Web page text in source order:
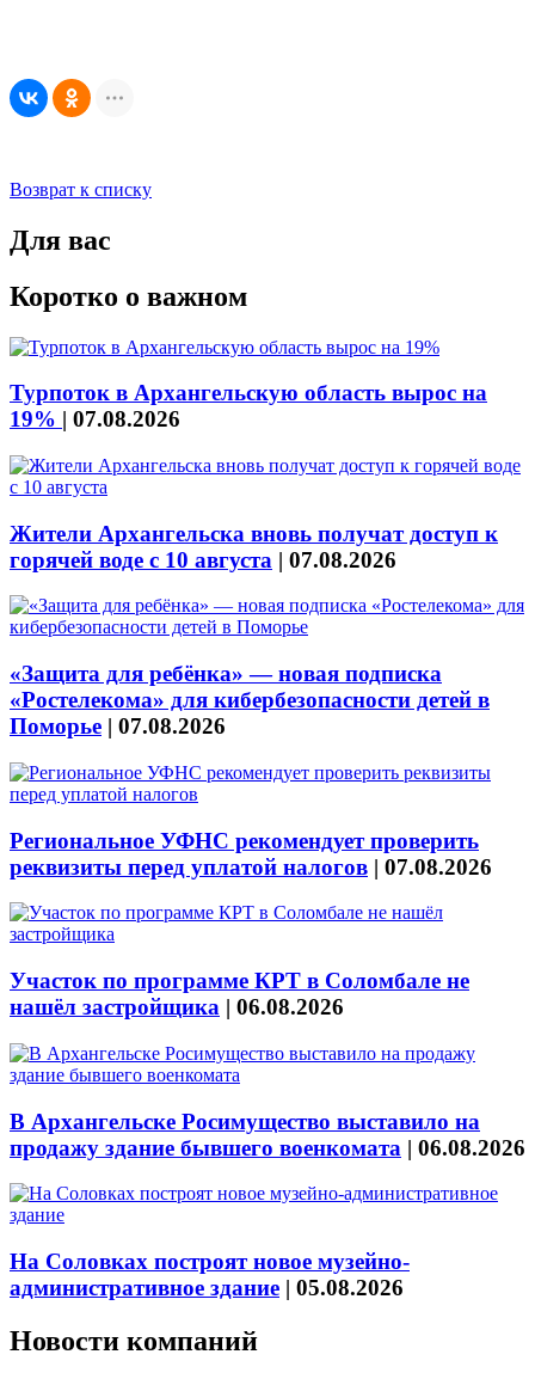
Возврат к списку
Для вас
Коротко о важном
Турпоток в Архангельскую область вырос на
19% | 07.08.2026
Жители Архангельска вновь получат доступ к
горячей воде с 10 августа | 07.08.2026
«Защита для ребёнка» — новая подписка
«Ростелекома» для кибербезопасности детей в
Поморье | 07.08.2026
Региональное УФНС рекомендует проверить
реквизиты перед уплатой налогов | 07.08.2026
Участок по программе КРТ в Соломбале не
нашёл застройщика | 06.08.2026
В Архангельске Росимущество выставило на
продажу здание бывшего военкомата | 06.08.2026
На Соловках построят новое музейно-
административное здание | 05.08.2026
Новости компаний